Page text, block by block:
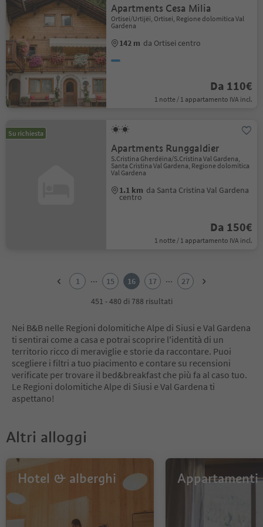
Apartments Cesa Milia
Ortisei/Urtijëi, Ortisei, Regione dolomitica Val
Gardena
142 m da Ortisei centro
Da 110€
1 notte / 1 appartamento IVA incl.
Su richiesta
Apartments Runggaldier
S.Cristina Gherdëina/S.Cristina Val Gardena,
Santa Cristina Val Gardena, Regione dolomitica
Val Gardena
1.1 km da Santa Cristina Val Gardena
centro
Da 150€
1 notte / 1 appartamento IVA incl.
10
11
12
13
15
16
18
21
23
1 ... 15 16 17 ...
27
451 - 480 di 788 risultati
Nei B&B nelle Regioni dolomitiche Alpe di Siusi e Val Gardena
ti sentirai come a casa e potrai scoprire l'identità di un
territorio ricco di meraviglie e storie da raccontare. Puoi
scegliere i filtri a tuo piacimento e contare su recensioni
verificate per trovare il bed&breakfast che più fa al caso tuo.
Le Regioni dolomitiche Alpe di Siusi e Val Gardena ti
aspettano!
Altri alloggi
Hotel & alberghi Appartamenti